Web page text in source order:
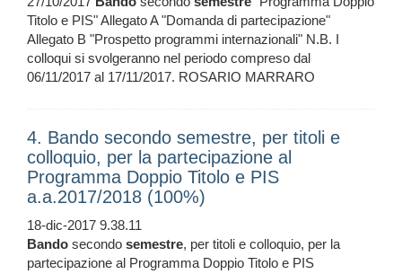
Titolo e PIS" Allegato A "Domanda di partecipazione"
Allegato B "Prospetto programmi internazionali" N.B. I
colloqui si svolgeranno nel periodo compreso dal
06/11/2017 al 17/11/2017. ROSARIO MARRARO
4. Bando secondo semestre, per titoli e
colloquio, per la partecipazione al
Programma Doppio Titolo e PIS
a.a.2017/2018 (100%)
18-dic-2017 9.38.11
Bando secondo semestre, per titoli e colloquio, per la
partecipazione al Programma Doppio Titolo e PIS